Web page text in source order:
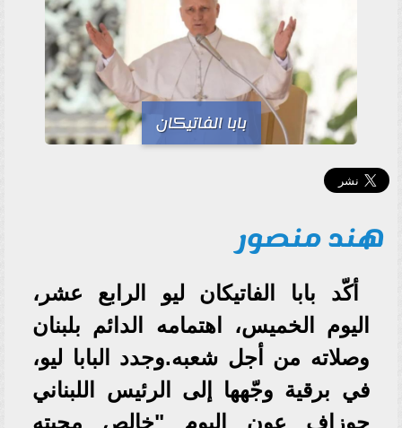
بابا الفاتيكان
هند منصور
أكّد بابا الفاتيكان ليو الرابع عشر،
اليوم الخميس، اهتمامه الدائم بلبنان
وصلاته من أجل شعبه.وجدد البابا ليو،
في برقية وجّهها إلى الرئيس اللبناني
جوزاف عون اليوم "خالص محبته